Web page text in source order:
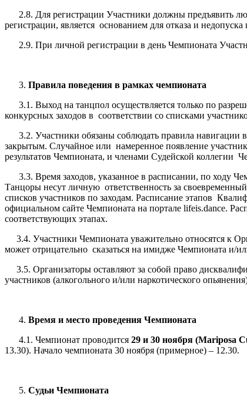
2.8. Для регистрации Участники должны предъявить
регистрации, является основанием для отказа и
2.9. При личной регистрации в день Чемпионата
Правила поведения в рамках чемпионата
3.1. Выход на танцпол осуществляется только по
конкурсных заходов в соответствии со списками
3.2. Участники обязаны соблюдать правила навигации
закрытым. Случайное или намеренное появление
результатов Чемпионата, и членами Судейской коллегии
3.3. Время заходов, указанное в расписании, по ходу
Танцоры несут личную ответственность за
списков участников по заходам. Расписание этапов
официальном сайте Чемпионата на портале lifeis.dance.
соответствующих этапах.
3.4. Участники Чемпионата уважительно относятся к
может отрицательно сказаться на имидже Чемпионата и/
3.5. Организаторы оставляют за собой право
участников (алкогольного и/или наркотического
Время и место проведения Чемпионата
4.1. Чемпионат проводится 29 и 30 ноября (Mariposa
13.30). Начало чемпионата 30 ноября (примерное) – 12.30.
Судьи Чемпионата